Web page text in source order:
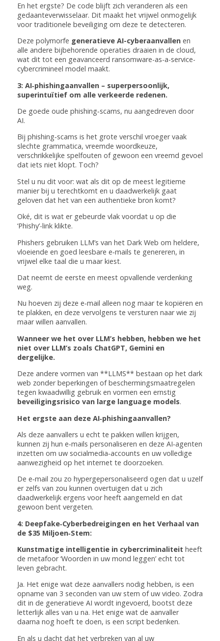
En het ergste? De code blijft zich veranderen als een
gedaanteverwisselaar. Dit maakt het vrijwel onmogelijk
voor traditionele beveiliging om deze te detecteren.
Deze polymorfe generatieve AI-cyberaanvallen en
alle andere bijbehorende operaties draaien in de cloud,
wat dit tot een geavanceerd ransomware-as-a-service-
cybercrimineel model maakt.
3: AI‑phishingaanvallen – superpersoonlijk,
superintuïtief om alle verkeerde redenen.
De goede oude phishing‑scams, nu aangedreven door
AI.
Bij phishing‑scams is het grote verschil vroeger vaak
slechte grammatica, vreemde woordkeuze,
verschrikkelijke spelfouten of gewoon een vreemd gevoel
dat iets niet klopt. Toch?
Stel u nu dit voor: wat als dit op de meest legitieme
manier bij u terechtkomt en u daadwerkelijk gaat
geloven dat het van een authentieke bron komt?
Oké, dit is wat er gebeurde vlak voordat u op die
‘Phishy’-link klikte.
Phishers gebruiken LLM’s van het Dark Web om heldere,
vloeiende en goed leesbare e‑mails te genereren, in
vrijwel elke taal die u maar kiest.
Dat neemt de eerste en meest opvallende verdenking
weg.
Nu hoeven zij deze e‑mail alleen nog maar te kopiëren en
te plakken, en deze vervolgens te versturen naar wie zij
maar willen aanvallen.
Wanneer we het over LLM’s hebben, hebben we het
niet over LLM’s zoals ChatGPT, Gemini en
dergelijke.
Deze andere vormen van **LLMS** bestaan op het dark
web zonder beperkingen of beschermingsmaatregelen
tegen kwaadwillig gebruik en vormen een ernstig
beveiligingsrisico van large language models.
Het ergste aan deze AI‑phishingaanvallen?
Als deze aanvallers u echt te pakken willen krijgen,
kunnen zij hun e‑mails personaliseren en deze AI‑agenten
inzetten om uw socialmedia‑accounts en uw volledige
aanwezigheid op het internet te doorzoeken.
De e‑mail zou zo hypergepersonaliseerd ogen dat u uzelf
er zelfs van zou kunnen overtuigen dat u zich
daadwerkelijk ergens voor heeft aangemeld en dat
gewoon bent vergeten.
4: Deepfake‑Cyberbedreigingen en het Verhaal van
de $35 Miljoen‑Stem:
Kunstmatige intelligentie in cybercriminaliteit heeft
de metafoor ‘Woorden in uw mond leggen’ echt tot
leven gebracht.
Ja. Het enige wat deze aanvallers nodig hebben, is een
opname van 3 seconden van uw stem of uw video. Zodra
dit in de generatieve AI wordt ingevoerd, bootst deze
letterlijk alles van u na. Het enige wat de aanvaller
daarna nog hoeft te doen, is een script bedenken.
En als u dacht dat het verbreken van al uw